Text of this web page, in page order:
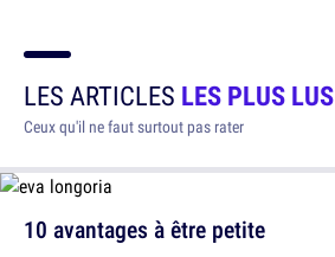
LES ARTICLES LES PLUS LUS
Ceux qu'il ne faut surtout pas rater
10 avantages à être petite